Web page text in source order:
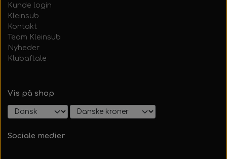
Kunde login
Kleinsub
Kontakt
Team Kleinsub
Nyheder
Klubaftale
Vis på shop
Sociale medier